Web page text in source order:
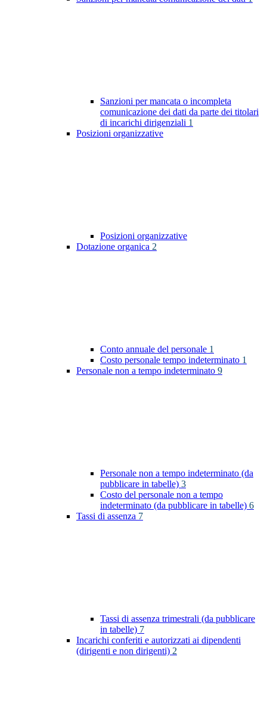
Sanzioni per mancata o incompleta
comunicazione dei dati da parte dei titolari
di incarichi dirigenziali 1
Posizioni organizzative
Posizioni organizzative
Dotazione organica 2
Conto annuale del personale 1
Costo personale tempo indeterminato 1
Personale non a tempo indeterminato 9
Personale non a tempo indeterminato (da
pubblicare in tabelle) 3
Costo del personale non a tempo
indeterminato (da pubblicare in tabelle) 6
Tassi di assenza 7
Tassi di assenza trimestrali (da pubblicare
in tabelle) 7
Incarichi conferiti e autorizzati ai dipendenti
(dirigenti e non dirigenti) 2